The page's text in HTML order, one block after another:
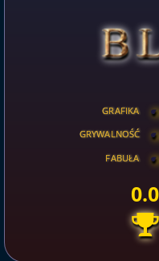
GRAFIKA [
GRYWALNOŚĆ [
FABUŁA [
0.0